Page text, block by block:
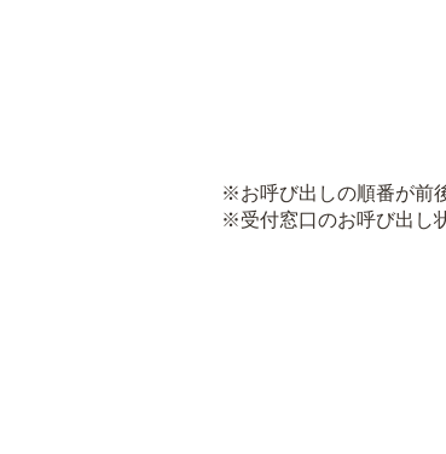
※お呼び出しの順番が前
※受付窓口のお呼び出し